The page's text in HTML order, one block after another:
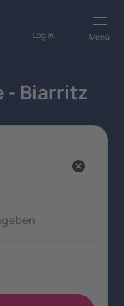
Menü
Log in
- Biarritz